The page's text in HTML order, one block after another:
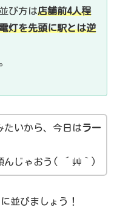
び方は店舗前4人程
灯を先頭に駅とは逆
たいから、今日はラー
んじゃおう( ´艸｀)
並びましょう！